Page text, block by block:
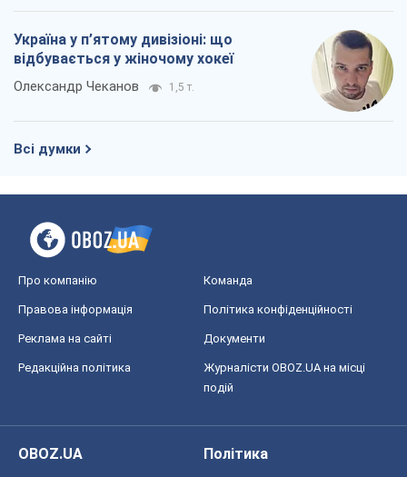
Україна у п’ятому дивізіоні: що
відбувається у жіночому хокеї
Олександр Чеканов 1,5 т.
Всі думки
Про компанію Команда
Правова інформація Політика конфіденційності
Реклама на сайті Документи
Редакційна політика
Журналісти OBOZ.UA на місці
подій
OBOZ.UA
Політика